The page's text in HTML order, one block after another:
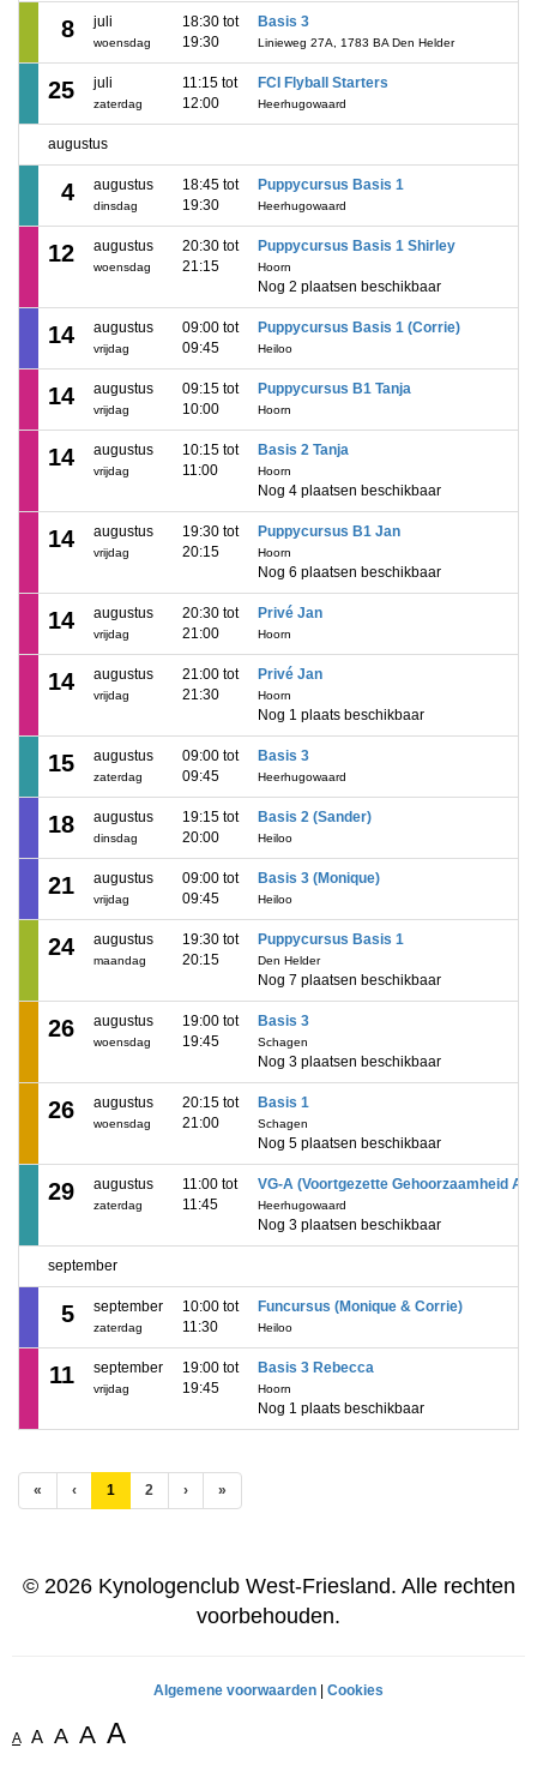
8 juli
woensdag
18:30 tot
19:30
Basis 3
Linieweg 27A, 1783 BA Den Helder
25 juli
zaterdag
11:15 tot
12:00
FCI Flyball Starters
Heerhugowaard
augustus
4 augustus
dinsdag
18:45 tot
19:30
Puppycursus Basis 1
Heerhugowaard
12 augustus
woensdag
20:30 tot
21:15
Puppycursus Basis 1 Shirley
Hoorn
Nog 2 plaatsen beschikbaar
14 augustus
vrijdag
09:00 tot
09:45
Puppycursus Basis 1 (Corrie)
Heiloo
14 augustus
vrijdag
09:15 tot
10:00
Puppycursus B1 Tanja
Hoorn
14 augustus
vrijdag
10:15 tot
11:00
Basis 2 Tanja
Hoorn
Nog 4 plaatsen beschikbaar
14 augustus
vrijdag
19:30 tot
20:15
Puppycursus B1 Jan
Hoorn
Nog 6 plaatsen beschikbaar
14 augustus
vrijdag
20:30 tot
21:00
Privé Jan
Hoorn
14 augustus
vrijdag
21:00 tot
21:30
Privé Jan
Hoorn
Nog 1 plaats beschikbaar
15 augustus
zaterdag
09:00 tot
09:45
Basis 3
Heerhugowaard
18 augustus
dinsdag
19:15 tot
20:00
Basis 2 (Sander)
Heiloo
21 augustus
vrijdag
09:00 tot
09:45
Basis 3 (Monique)
Heiloo
24 augustus
maandag
19:30 tot
20:15
Puppycursus Basis 1
Den Helder
Nog 7 plaatsen beschikbaar
26 augustus
woensdag
19:00 tot
19:45
Basis 3
Schagen
Nog 3 plaatsen beschikbaar
26 augustus
woensdag
20:15 tot
21:00
Basis 1
Schagen
Nog 5 plaatsen beschikbaar
29 augustus
zaterdag
11:00 tot
11:45
VG-A (Voortgezette Gehoorzaamheid A)
Heerhugowaard
Nog 3 plaatsen beschikbaar
september
5 september
zaterdag
10:00 tot
11:30
Funcursus (Monique & Corrie)
Heiloo
11 september
vrijdag
19:00 tot
19:45
Basis 3 Rebecca
Hoorn
Nog 1 plaats beschikbaar
« ‹ 1 (huidige)
2 › »
© 2026 Kynologenclub West-Friesland. Alle rechten
voorbehouden.
Algemene voorwaarden Cookies
A A A A A